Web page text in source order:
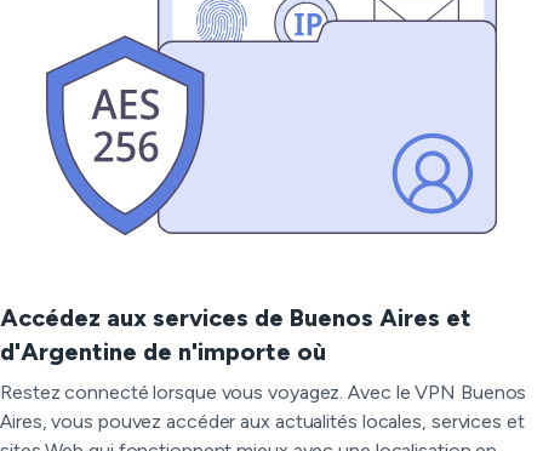
Accédez aux services de Buenos Aires et
d'Argentine de n'importe où
Restez connecté lorsque vous voyagez. Avec le VPN Buenos
Aires, vous pouvez accéder aux actualités locales, services et